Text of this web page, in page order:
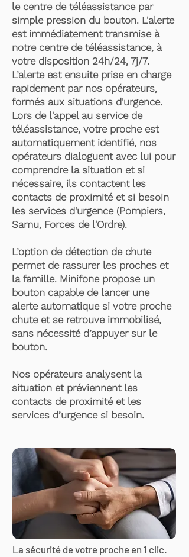
le centre de téléassistance par
simple pression du bouton. L'alerte
est immédiatement transmise à
notre centre de téléassistance, à
votre disposition 24h/24, 7j/7.
L’alerte est ensuite prise en charge
rapidement par nos opérateurs,
formés aux situations d'urgence.
Lors de l'appel au service de
téléassistance, votre proche est
automatiquement identifié, nos
opérateurs dialoguent avec lui pour
comprendre la situation et si
nécessaire, ils contactent les
contacts de proximité et si besoin
les services d'urgence (Pompiers,
Samu, Forces de l'Ordre).
L’option de détection de chute
permet de rassurer les proches et
la famille. Minifone propose un
bouton capable de lancer une
alerte automatique si votre proche
chute et se retrouve immobilisé,
sans nécessité d’appuyer sur le
bouton.
Nos opérateurs analysent la
situation et préviennent les
contacts de proximité et les
services d’urgence si besoin.
La sécurité de votre proche en 1 clic.